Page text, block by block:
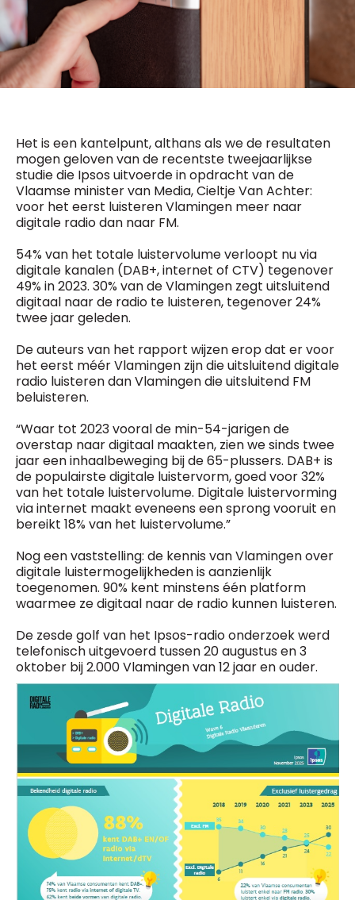
Het is een kantelpunt, althans als we de resultaten
mogen geloven van de recentste tweejaarlijkse
studie die Ipsos uitvoerde in opdracht van de
Vlaamse minister van Media, Cieltje Van Achter:
voor het eerst luisteren Vlamingen meer naar
digitale radio dan naar FM.
54% van het totale luistervolume verloopt nu via
digitale kanalen (DAB+, internet of CTV) tegenover
49% in 2023. 30% van de Vlamingen zegt uitsluitend
digitaal naar de radio te luisteren, tegenover 24%
twee jaar geleden.
De auteurs van het rapport wijzen erop dat er voor
het eerst méér Vlamingen zijn die uitsluitend digitale
radio luisteren dan Vlamingen die uitsluitend FM
beluisteren.
“Waar tot 2023 vooral de min-54-jarigen de
overstap naar digitaal maakten, zien we sinds twee
jaar een inhaalbeweging bij de 65-plussers. DAB+ is
de populairste digitale luistervorm, goed voor 32%
van het totale luistervolume. Digitale luistervorming
via internet maakt eveneens een sprong vooruit en
bereikt 18% van het luistervolume.”
Nog een vaststelling: de kennis van Vlamingen over
digitale luistermogelijkheden is aanzienlijk
toegenomen. 90% kent minstens één platform
waarmee ze digitaal naar de radio kunnen luisteren.
De zesde golf van het Ipsos-radio onderzoek werd
telefonisch uitgevoerd tussen 20 augustus en 3
oktober bij 2.000 Vlamingen van 12 jaar en ouder.
Fred Bouchar
0498 88 64 89
f.bouchar@mm.be
Chief Editor
Chief Editor
Damien Lemaire
0477 37 31 65
d.lemaire@mm.be
BEVESTIGEN
Daily
Freemium
1 x week
MM Tech
10 x year
MM Best of
Research
10 x year
MM Blue
4 x year
MM Magazine
Vragen ?